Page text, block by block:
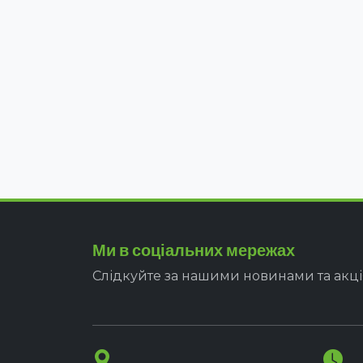
Ми в соціальних мережах
Слідкуйте за нашими новинами та